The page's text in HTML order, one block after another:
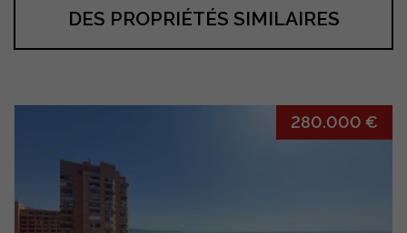
DES PROPRIÉTÉS SIMILAIRES
280.000 €